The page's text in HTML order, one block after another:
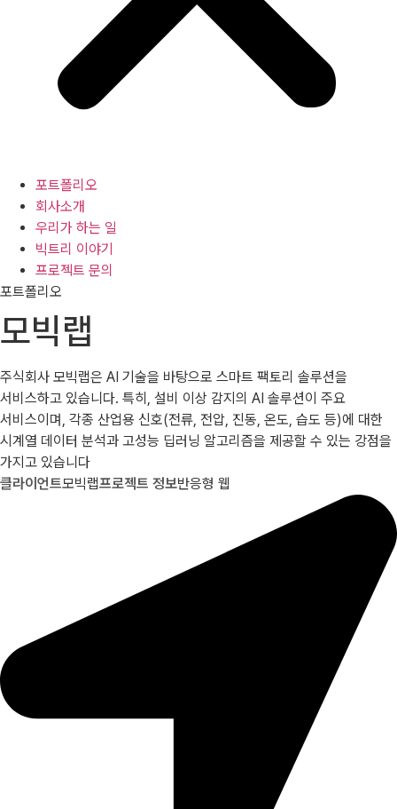
포트폴리오
회사소개
우리가 하는 일
빅트리 이야기
프로젝트 문의
포트폴리오
모빅랩
주식회사 모빅랩은 AI 기술을 바탕으로 스마트 팩토리 솔루션을
서비스하고 있습니다. 특히, 설비 이상 감지의 AI 솔루션이 주요
서비스이며, 각종 산업용 신호(전류, 전압, 진동, 온도, 습도 등)에 대한
시계열 데이터 분석과 고성능 딥러닝 알고리즘을 제공할 수 있는 강점을
가지고 있습니다
클라이언트모빅랩프로젝트 정보반응형 웹